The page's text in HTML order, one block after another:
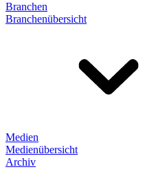
Branchen
Branchenübersicht
Medien
Medienübersicht
Archiv